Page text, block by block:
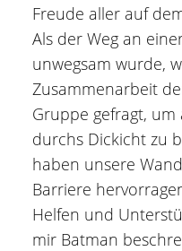
Freude aller auf
Als der Weg an
unwegsam wurde,
Zusammenarbeit
Gruppe gefragt,
durchs Dickicht zu
haben unsere
Barriere
Helfen und
mir Batman